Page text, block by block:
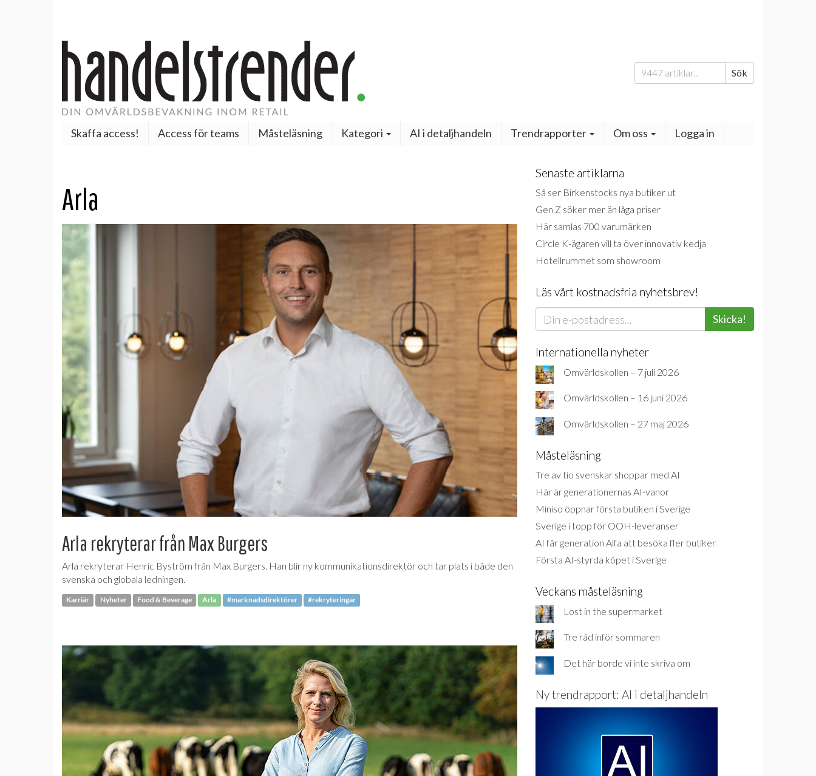
Sök
efter:
Sök
Skaffa access! Access för teams Måsteläsning Kategori AI i detaljhandeln Trendrapporter Om oss Logga in
Arla
Arla rekryterar från Max Burgers
Arla rekryterar Henric Byström från Max Burgers. Han blir ny kommunikationsdirektör och tar plats i både den
svenska och globala ledningen.
Karriär Nyheter Food & Beverage Arla #marknadsdirektörer #rekryteringar
Senaste artiklarna
Så ser Birkenstocks nya butiker ut
Gen Z söker mer än låga priser
Här samlas 700 varumärken
Circle K-ägaren vill ta över innovativ kedja
Hotellrummet som showroom
Läs vårt kostnadsfria nyhetsbrev!
Skicka!
Internationella nyheter
Omvärldskollen – 7 juli 2026
Omvärldskollen – 16 juni 2026
Omvärldskollen – 27 maj 2026
Måsteläsning
Tre av tio svenskar shoppar med AI
Här är generationernas AI-vanor
Miniso öppnar första butiken i Sverige
Sverige i topp för OOH-leveranser
AI får generation Alfa att besöka fler butiker
Första AI-styrda köpet i Sverige
Veckans måsteläsning
Lost in the supermarket
Tre råd inför sommaren
Det här borde vi inte skriva om
Ny trendrapport: AI i detaljhandeln